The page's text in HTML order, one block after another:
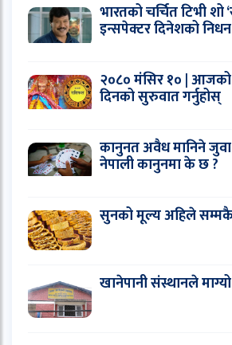
भारतको चर्चित टिभी शो
इन्सपेक्टर दिनेशको निधन
२०८० मंसिर १० |
दिनको सुरुवात गर्नुहोस्
कानुनत अवैध मानिने
नेपाली कानुनमा के छ ?
सुनको मूल्य अहिले सम्मकै
खानेपानी संस्थानले